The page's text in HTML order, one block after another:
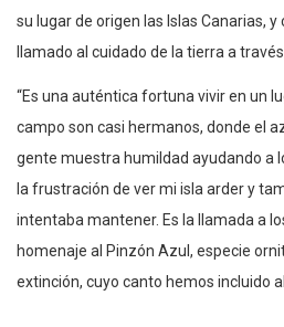
su lugar de origen las Islas Canarias,
llamado al cuidado de la tierra a
“Es una auténtica fortuna vivir en un
campo son casi hermanos, donde el
gente muestra humildad ayudando a
la frustración de ver mi isla arder y
intentaba mantener. Es la llamada a
homenaje al Pinzón Azul, especie
extinción, cuyo canto hemos incluido